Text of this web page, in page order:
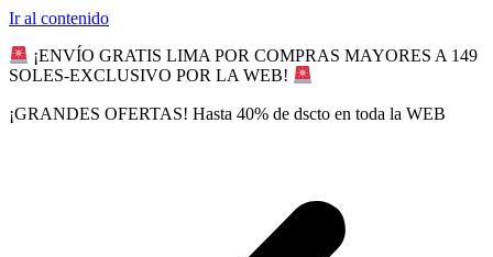
Ir al contenido
¡ENVÍO GRATIS LIMA POR COMPRAS MAYORES A 149
SOLES-EXCLUSIVO POR LA WEB!
¡GRANDES OFERTAS! Hasta 40% de dscto en toda la WEB